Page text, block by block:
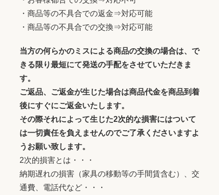
・商品等の不具合での返金⇒対応可能
・商品等の不具合での交換⇒対応可能
当方の何らかのミスによる商品の交換の場合は、で
きる限り最短にて発送の手配をさせていただきま
す。
ご返品、ご返金が生じた場合は商品代金を商品到着
後にすぐにご返金いたします。
その際それによって生じた2次的な損害にはついて
は一切責任を負えませんのでご了承くださいますよ
うお願い致します。
2次的損害とは・・・
納期遅れの損害（家具の移動等の手間賃含む）、交
通費、電話代など・・・